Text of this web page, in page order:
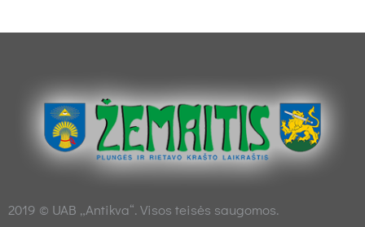
2019 © UAB „Antikva“. Visos teisės saugomos.